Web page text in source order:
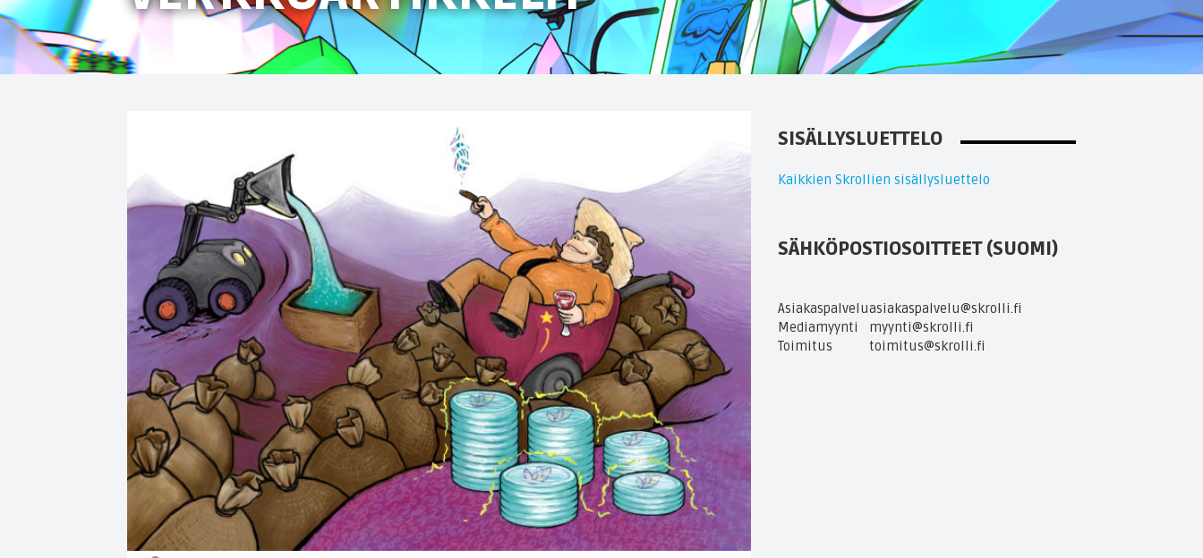
SISÄLLYSLUETTELO
Kaikkien Skrollien sisällysluettelo
SÄHKÖPOSTIOSOITTEET (SUOMI)
Asiakaspalveluasiakaspalvelu@skrolli.fi
Mediamyynti
myynti@skrolli.fi
Toimitus
toimitus@skrolli.fi